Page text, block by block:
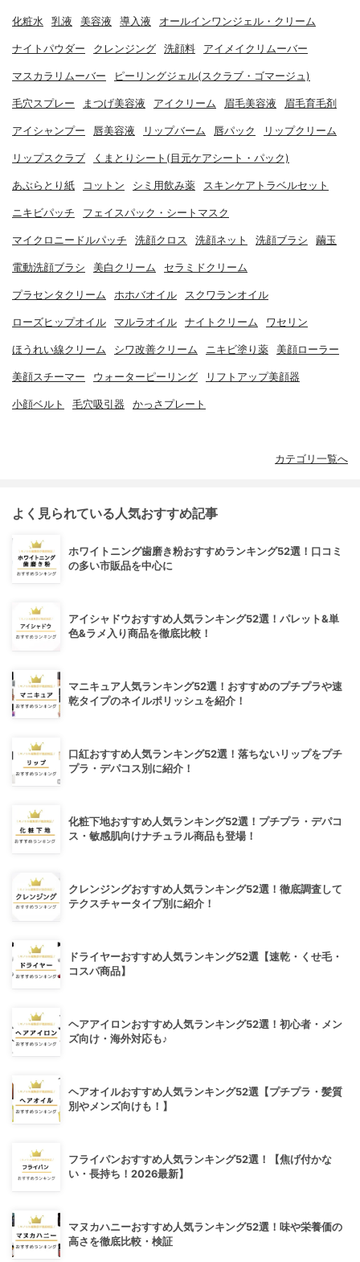
化粧水 乳液 美容液 導入液 オールインワンジェル・クリーム
ナイトパウダー クレンジング 洗顔料 アイメイクリムーバー
マスカラリムーバー ピーリングジェル(スクラブ・ゴマージュ)
毛穴スプレー まつげ美容液 アイクリーム 眉毛美容液 眉毛育毛剤
アイシャンプー 唇美容液 リップバーム 唇パック リップクリーム
リップスクラブ くまとりシート(目元ケアシート・パック)
あぶらとり紙 コットン シミ用飲み薬 スキンケアトラベルセット
ニキビパッチ フェイスパック・シートマスク
マイクロニードルパッチ 洗顔クロス 洗顔ネット 洗顔ブラシ 繭玉
電動洗顔ブラシ 美白クリーム セラミドクリーム
プラセンタクリーム ホホバオイル スクワランオイル
ローズヒップオイル マルラオイル ナイトクリーム ワセリン
ほうれい線クリーム シワ改善クリーム ニキビ塗り薬 美顔ローラー
美顔スチーマー ウォーターピーリング リフトアップ美顔器
小顔ベルト 毛穴吸引器 かっさプレート
カテゴリ一覧へ
よく見られている人気おすすめ記事
ホワイトニング歯磨き粉おすすめランキング52選！口コミ
の多い市販品を中心に
アイシャドウおすすめ人気ランキング52選！パレット&単
色&ラメ入り商品を徹底比較！
マニキュア人気ランキング52選！おすすめのプチプラや速
乾タイプのネイルポリッシュを紹介！
口紅おすすめ人気ランキング52選！落ちないリップをプチ
プラ・デパコス別に紹介！
化粧下地おすすめ人気ランキング52選！プチプラ・デパコ
ス・敏感肌向けナチュラル商品も登場！
クレンジングおすすめ人気ランキング52選！徹底調査して
テクスチャータイプ別に紹介！
ドライヤーおすすめ人気ランキング52選【速乾・くせ毛・
コスパ商品】
ヘアアイロンおすすめ人気ランキング52選！初心者・メン
ズ向け・海外対応も♪
ヘアオイルおすすめ人気ランキング52選【プチプラ・髪質
別やメンズ向けも！】
フライパンおすすめ人気ランキング52選！【焦げ付かな
い・長持ち！2026最新】
マヌカハニーおすすめ人気ランキング52選！味や栄養価の
高さを徹底比較・検証